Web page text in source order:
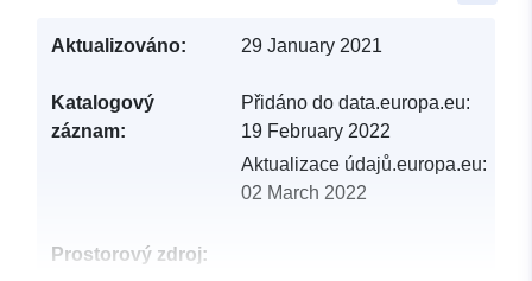
Aktualizováno: 29 January 2021
Katalogový
záznam:
Přidáno do data.europa.eu:
19 February 2022
Aktualizace údajů.europa.eu:
02 March 2022
Prostorový zdroj: